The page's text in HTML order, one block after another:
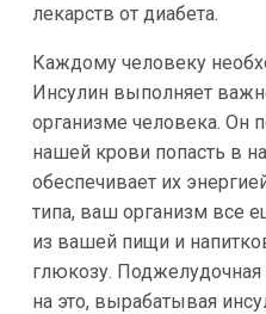
лекарств от диабета.
Каждому человеку
Инсулин выполняет
организме человека. Он
нашей крови попасть в
обеспечивает их
типа, ваш организм все
из вашей пищи и
глюкозу. Поджелудочная
на это, вырабатывая